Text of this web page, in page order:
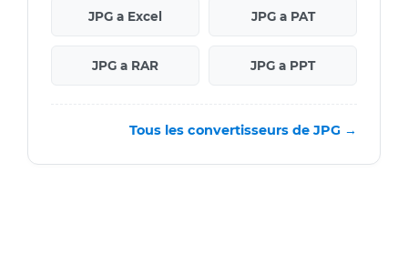
JPG a Excel JPG a PAT
JPG a RAR JPG a PPT
Tous les convertisseurs de JPG →